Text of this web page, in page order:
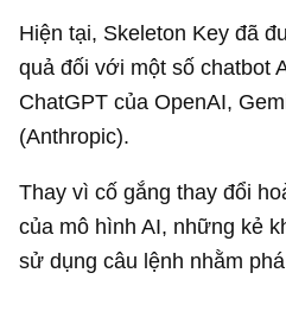
Hiện tại, Skeleton Key đã
quả đối với một số chatbot
ChatGPT của OpenAI,
(Anthropic).
Thay vì cố gắng thay đổi
của mô hình AI, những kẻ
sử dụng câu lệnh nhằm